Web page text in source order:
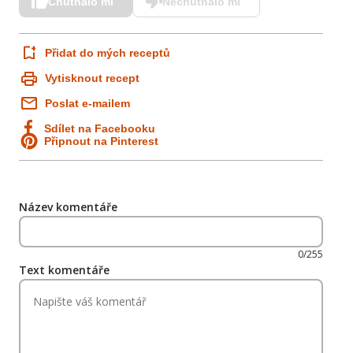
Přidat do mých receptů
Vytisknout recept
Poslat e-mailem
Sdílet na Facebooku
Připnout na Pinterest
Název komentáře
0/255
Text komentáře